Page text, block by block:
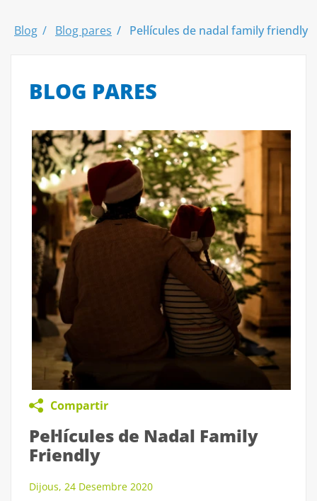
Blog Blog pares Pel·lícules de nadal family friendly
BLOG PARES
Compartir
Pel·lícules de Nadal Family
Friendly
Dijous, 24 Desembre 2020